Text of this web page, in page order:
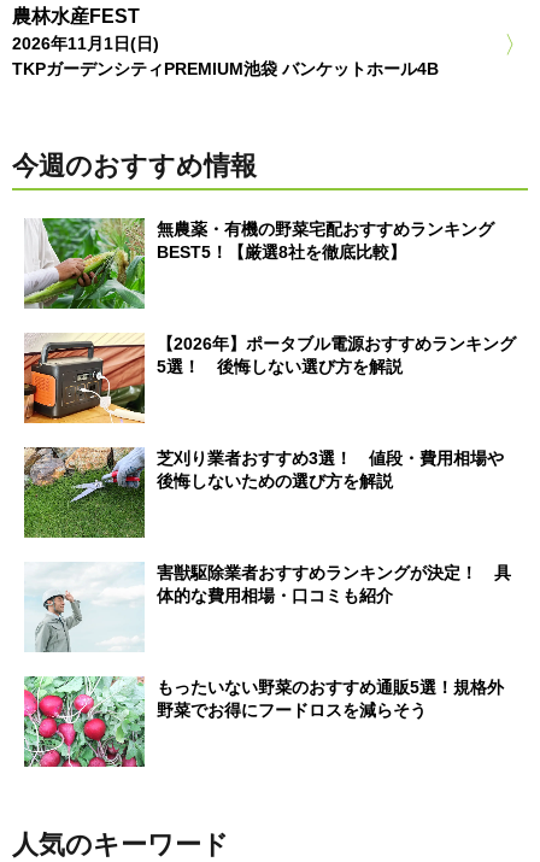
農林水産FEST
2026年11月1日(日)
TKPガーデンシティPREMIUM池袋 バンケットホール4B
今週のおすすめ情報
無農薬・有機の野菜宅配おすすめランキング
BEST5！【厳選8社を徹底比較】
【2026年】ポータブル電源おすすめランキング
5選！ 後悔しない選び方を解説
芝刈り業者おすすめ3選！ 値段・費用相場や
後悔しないための選び方を解説
害獣駆除業者おすすめランキングが決定！ 具
体的な費用相場・口コミも紹介
もったいない野菜のおすすめ通販5選！規格外
野菜でお得にフードロスを減らそう
人気のキーワード